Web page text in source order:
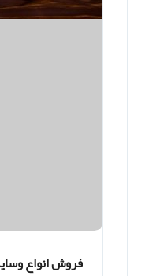
فروش انواع